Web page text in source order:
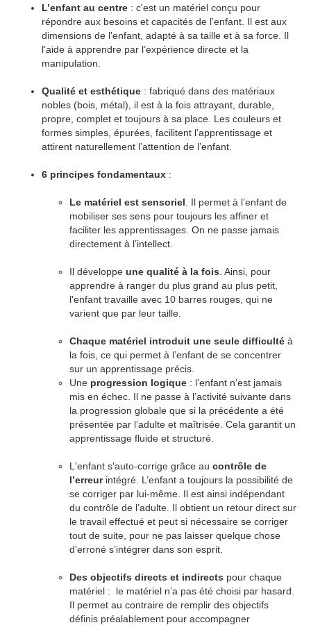
L’enfant au centre : c'est un matériel conçu pour
répondre aux besoins et capacités de l’enfant. Il est aux
dimensions de l'enfant, adapté à sa taille et à sa force. Il
l'aide à apprendre par l’expérience directe et la
manipulation.
Qualité et esthétique : fabriqué dans des matériaux
nobles (bois, métal), il est à la fois attrayant, durable,
propre, complet et toujours à sa place. Les couleurs et
formes simples, épurées, facilitent l’apprentissage et
attirent naturellement l’attention de l’enfant.
6 principes fondamentaux :
Le matériel est sensoriel . Il permet à l’enfant de
mobiliser ses sens pour toujours les affiner et
faciliter les apprentissages. On ne passe jamais
directement à l’intellect.
Il développe une qualité à la fois . Ainsi, pour
apprendre à ranger du plus grand au plus petit,
l'enfant travaille avec 10 barres rouges, qui ne
varient que par leur taille.
Chaque matériel introduit une seule difficulté à
la fois, ce qui permet à l’enfant de se concentrer
sur un apprentissage précis.
Une progression logique : l’enfant n’est jamais
mis en échec. Il ne passe à l’activité suivante dans
la progression globale que si la précédente a été
présentée par l’adulte et maîtrisée. Cela garantit un
apprentissage fluide et structuré.
L'enfant s'auto-corrige grâce au contrôle de
l’erreurintégré. L’enfant a toujours la possibilité de
se corriger par lui-même. Il est ainsi indépendant
du contrôle de l’adulte. Il obtient un retour direct sur
le travail effectué et peut si nécessaire se corriger
tout de suite, pour ne pas laisser quelque chose
d’erroné s’intégrer dans son esprit.
Des objectifs directs et indirects pour chaque
matériel : le matériel n’a pas été choisi par hasard.
Il permet au contraire de remplir des objectifs
définis préalablement pour accompagner